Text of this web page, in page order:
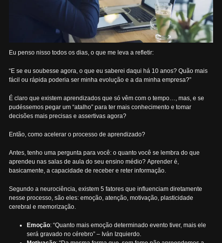
Eu penso nisso todos os dias, o que me leva a refletir:
“E se eu soubesse agora, o que eu saberei daqui há 10 anos? Quão mais
fácil ou rápida poderia ser minha evolução e a da minha empresa?”
É claro que existem aprendizados que só vêm com o tempo…, mas, e se
pudéssemos pegar um “atalho” para ter mais conhecimento e tomar
decisões mais precisas e assertivas agora?
Então, como acelerar o processo de aprendizado?
Antes, tenho uma pergunta para você: o quanto você se lembra do que
aprendeu nas salas de aula do seu ensino médio? Aprender é,
basicamente, a capacidade de receber e reter informação.
Segundo a neurociência, existem 5 fatores que influenciam diretamente
nesse processo, são eles: emoção, atenção, motivação, plasticidade
cerebral e memorização.
Emoção: “Quanto mais emoção determinado evento tiver, mais ele
será gravado no cérebro” – Iván Izquierdo.